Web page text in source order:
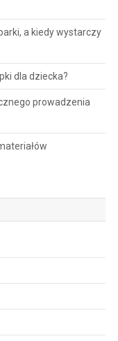
a kiedy wystarczy
dla dziecka?
prowadzenia